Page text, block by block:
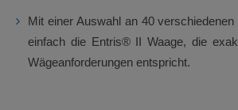
Mit einer Auswahl an 40
einfach die Entris® II Waage, die
Wägeanforderungen entspricht.